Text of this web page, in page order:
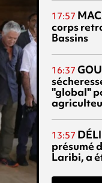
17:57
corps
Bassins
16:37
"global"
13:57
présumé
Laribi, a